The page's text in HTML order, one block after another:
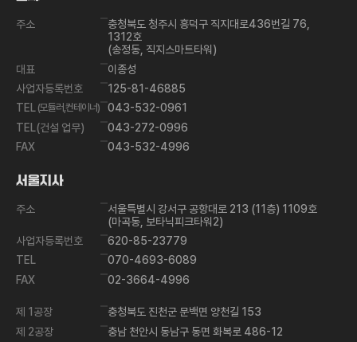
주소
충청북도 청주시 흥덕구 직지대로436번길 76,
1312호
(송정동, 직지스마트타워)
대표
이종성
사업자등록번호
125-81-46885
TEL (모듈러,컨테이너)
043-532-0961
TEL(건설 업무)
043-272-0996
FAX
043-532-4996
서울지사
주소
서울특별시 강서구 공항대로 213 (11층) 1109호
(마곡동, 보타닉피크타워2)
사업자등록번호
620-85-23779
TEL
070-4693-6089
FAX
02-3664-4996
제 1공장
충청북도 진천군 문백면 양천길 153
제 2공장
충남 천안시 동남구 동면 화복로 486-12